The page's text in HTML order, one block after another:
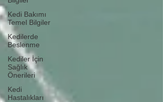
Kedi Bakımı
Temel Bilgiler
Kedilerde
Beslenme
Kediler İçin
Sağlık
Önerileri
Kedi
Hastalıkları